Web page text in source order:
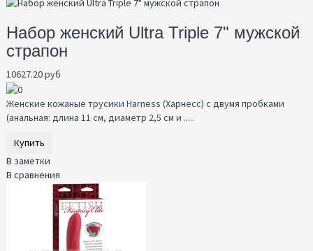
Набор женский Ultra Triple 7" мужской
страпон
10627.20 руб
Женские кожаные трусики Harness (Харнесс) с двумя пробками
(анальная: длина 11 см, диаметр 2,5 см и .....
Купить
В заметки
В сравнения